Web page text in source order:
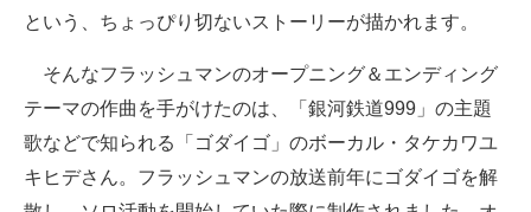
という、ちょっぴり切ないストーリーが描かれます。
そんなフラッシュマンのオープニング＆エンディング
テーマの作曲を手がけたのは、「銀河鉄道999」の主題
歌などで知られる「ゴダイゴ」のボーカル・タケカワユ
キヒデさん。フラッシュマンの放送前年にゴダイゴを解